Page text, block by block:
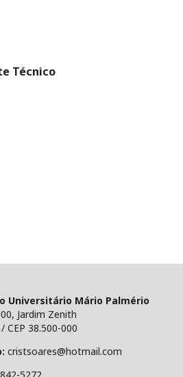
Técnico
Universitário Mário Palmério
Jardim Zenith
CEP 38.500-000
cristsoares@hotmail.com